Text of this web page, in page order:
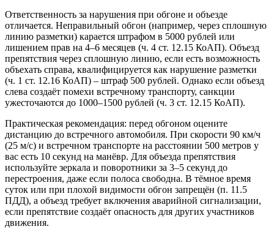
Ответственность за нарушения при обгоне и объезде
отличается. Неправильный обгон (например, через сплошную
линию разметки) карается штрафом в 5000 рублей или
лишением прав на 4–6 месяцев (ч. 4 ст. 12.15 КоАП). Объезд
препятствия через сплошную линию, если есть возможность
объехать справа, квалифицируется как нарушение разметки
(ч. 1 ст. 12.16 КоАП) – штраф 500 рублей. Однако если объезд
слева создаёт помехи встречному транспорту, санкции
ужесточаются до 1000–1500 рублей (ч. 3 ст. 12.15 КоАП).
Практическая рекомендация: перед обгоном оцените
дистанцию до встречного автомобиля. При скорости 90 км/ч
(25 м/с) и встречном транспорте на расстоянии 500 метров у
вас есть 10 секунд на манёвр. Для объезда препятствия
используйте зеркала и поворотники за 3–5 секунд до
перестроения, даже если полоса свободна. В тёмное время
суток или при плохой видимости обгон запрещён (п. 11.5
ПДД), а объезд требует включения аварийной сигнализации,
если препятствие создаёт опасность для других участников
движения.